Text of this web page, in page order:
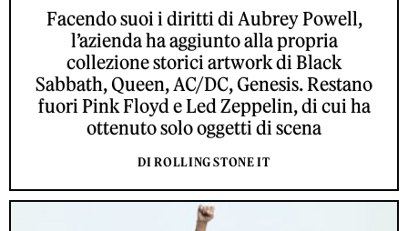
Facendo suoi i diritti di Aubrey Powell,
l’azienda ha aggiunto alla propria
collezione storici artwork di Black
Sabbath, Queen, AC/DC, Genesis. Restano
fuori Pink Floyd e Led Zeppelin, di cui ha
ottenuto solo oggetti di scena
DI ROLLING STONE IT